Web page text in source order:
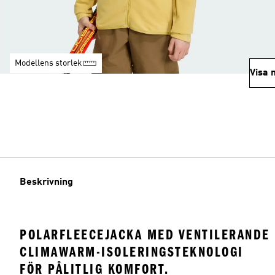
Modellens storlek
Visa
Beskrivning
POLARFLEECEJACKA MED VENTILERANDE
CLIMAWARM-ISOLERINGSTEKNOLOGI
FÖR PÅLITLIG KOMFORT.